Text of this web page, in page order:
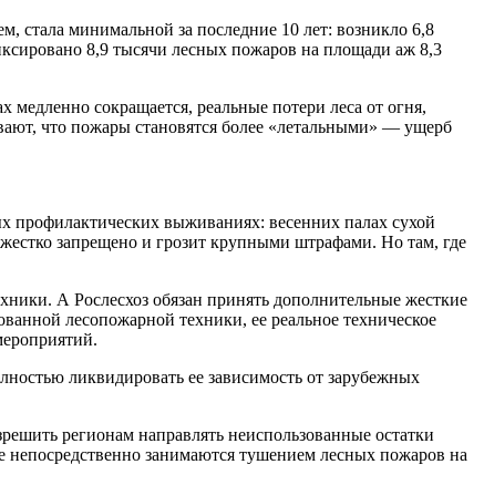
стала минимальной за последние 10 лет: возникло 6,8
8,9 тысячи лесных пожаров на площади аж 8,3
сокращается, реальные потери леса от огня,
что пожары становятся более «летальными» — ущерб
выживаниях: весенних палах сухой
запрещено и грозит крупными штрафами. Но там, где
А Рослесхоз обязан принять дополнительные жесткие
лесопожарной техники, ее реальное техническое
ликвидировать ее зависимость от зарубежных
регионам направлять неиспользованные остатки
занимаются тушением лесных пожаров на